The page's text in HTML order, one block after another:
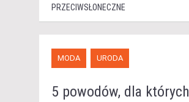
PRZECIWSŁONECZNE
MODA URODA
5 powodów, dla których